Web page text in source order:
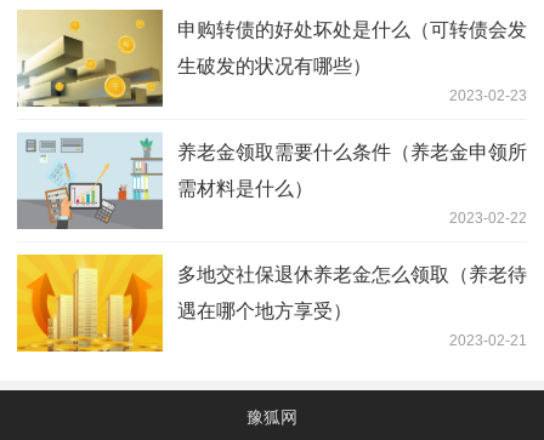
申购转债的好处坏处是什么（可转债会发
生破发的状况有哪些）
2023-02-23
养老金领取需要什么条件（养老金申领所
需材料是什么）
2023-02-22
多地交社保退休养老金怎么领取（养老待
遇在哪个地方享受）
2023-02-21
豫狐网